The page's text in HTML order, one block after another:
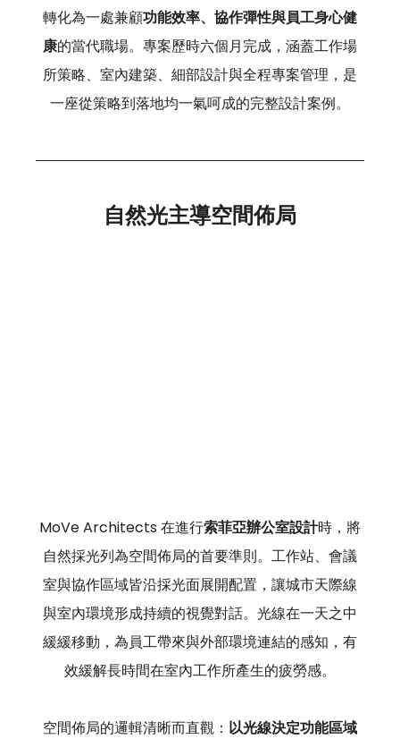
轉化為一處兼顧功能效率、協作彈性與員工身心健
康的當代職場。專案歷時六個月完成，涵蓋工作場
所策略、室內建築、細部設計與全程專案管理，是
一座從策略到落地均一氣呵成的完整設計案例。
自然光主導空間佈局
MoVe Architects 在進行索菲亞辦公室設計時，將
自然採光列為空間佈局的首要準則。工作站、會議
室與協作區域皆沿採光面展開配置，讓城市天際線
與室內環境形成持續的視覺對話。光線在一天之中
緩緩移動，為員工帶來與外部環境連結的感知，有
效緩解長時間在室內工作所產生的疲勞感。
空間佈局的邏輯清晰而直觀： 以光線決定功能區域